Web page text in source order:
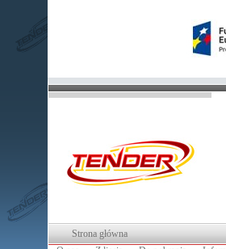
Strona główna